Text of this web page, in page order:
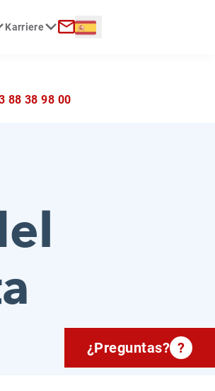
Karriere Langue :
88 38 98 00
¿Preguntas? ?